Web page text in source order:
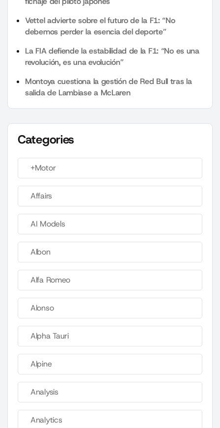
Vettel advierte sobre el futuro de la F1: “No
debemos perder la esencia del deporte”
La FIA defiende la estabilidad de la F1: “No es una
revolución, es una evolución”
Montoya cuestiona la gestión de Red Bull tras la
salida de Lambiase a McLaren
Categories
+Motor
Affairs
AI Models
Albon
Alfa Romeo
Alonso
Alpha Tauri
Alpine
Analysis
Analytics